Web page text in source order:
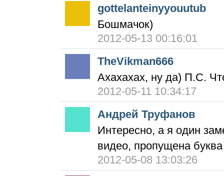
gottelanteinyyouutub
Бошмачок)
2012-05-13 00:16:01
TheVikman666
Ахахахах, ну да) П.С.
2012-05-11 10:34:17
Андрей Труфанов
Интересно, а я один
видео, пропущена
2012-05-08 13:03:26